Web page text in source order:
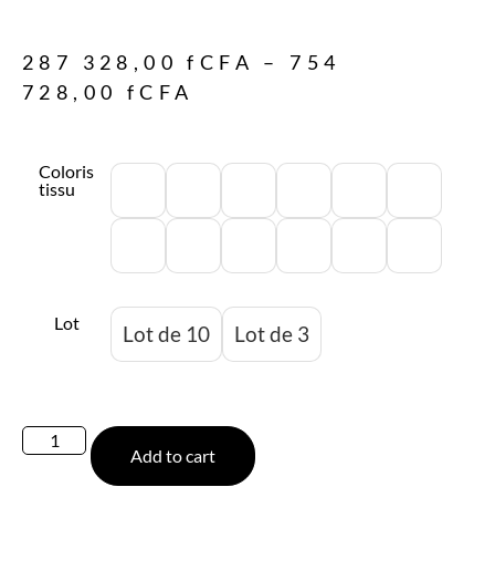
287 328,00fCFA – 754
728,00 fCFA
Coloris
tissu
Lot Lot de 10 Lot de 3
Add to cart